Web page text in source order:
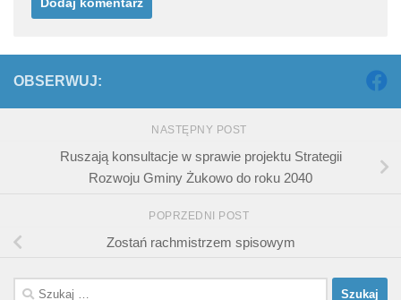
OBSERWUJ:
NASTĘPNY POST
Ruszają konsultacje w sprawie projektu Strategii
Rozwoju Gminy Żukowo do roku 2040
POPRZEDNI POST
Zostań rachmistrzem spisowym
Szukaj: